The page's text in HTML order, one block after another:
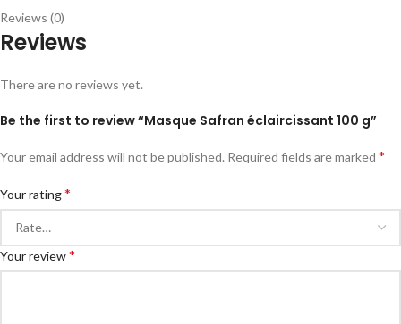
Reviews (0)
Reviews
There are no reviews yet.
Be the first to review “Masque Safran éclaircissant 100 g”
Your email address will not be published. Required fields are marked *
Your rating*
Your review*